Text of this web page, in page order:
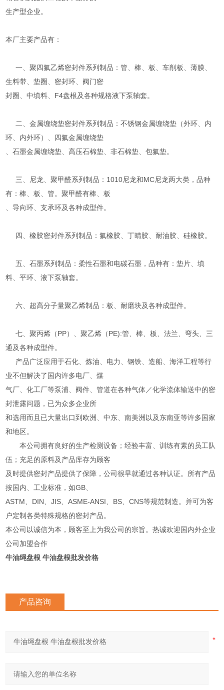
生产型企业。
本厂主要产品有：
一、聚四氟乙烯密封件系列制品：管、棒、板、车削板、薄膜、
生料带、垫圈、密封环、阀门密
封圈、中填料、F4盘根及各种规格液下泵轴套。
二、金属缠绕垫密封件系列制品：不锈钢金属缠绕垫（外环、内
环、内外环）、四氟金属缠绕垫
、石墨金属缠绕垫、高压石棉垫、非石棉垫、包氟垫。
三、尼龙、聚甲醛系列制品：1010尼龙和MC尼龙两大类，品种
有：棒、板、管。聚甲醛有棒、板
、导向环、支承环及各种成型件。
四、橡胶密封件系列制品：氟橡胶、丁晴胶、耐油胶、硅橡胶。
五、石墨系列制品：柔性石墨和电碳石墨，品种有：垫片、填
料、平环、液下泵轴套。
六、超高分子量聚乙烯制品：板、耐磨块及各种成型件。
七、聚丙烯（PP）、聚乙烯（PE):管、棒、板、法兰、弯头、三
通及各种成型件。
产品广泛应用于石化、炼油、电力、钢铁、造船、海洋工程等行
业不但解决了国内许多电厂、煤
气厂、化工厂等泵浦、阀件、管道在各种气体／化学流体输送中的密
封泄露问题，已为众多企业所
和选用而且已大量出口到欧洲、中东、南美洲以及东南亚等许多国家
和地区。
本公司拥有良好的生产检测设备；经验丰富、训练有素的员工队
伍；充足的原料及产品库存为顾客
及时提供密封产品提供了保障，公司很早就通过各种认证。所有产品
按国内、工业标准，如GB、
ASTM、DIN、JIS、ASME-ANSI、BS、CNS等规范制造。并可为客
户定制各类特殊规格的密封产品。
本公司以诚信为本，顾客至上为我公司的宗旨。热诚欢迎国内外企业
公司加盟合作
牛油绳盘根 牛油盘根批发价格
产品咨询